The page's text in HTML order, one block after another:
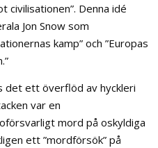
civilisationen”. Denna idé
Jon Snow som
kamp” och ”Europas
det ett överflöd av hyckleri
var en
mord på oskyldiga
ett ”mordförsök” på